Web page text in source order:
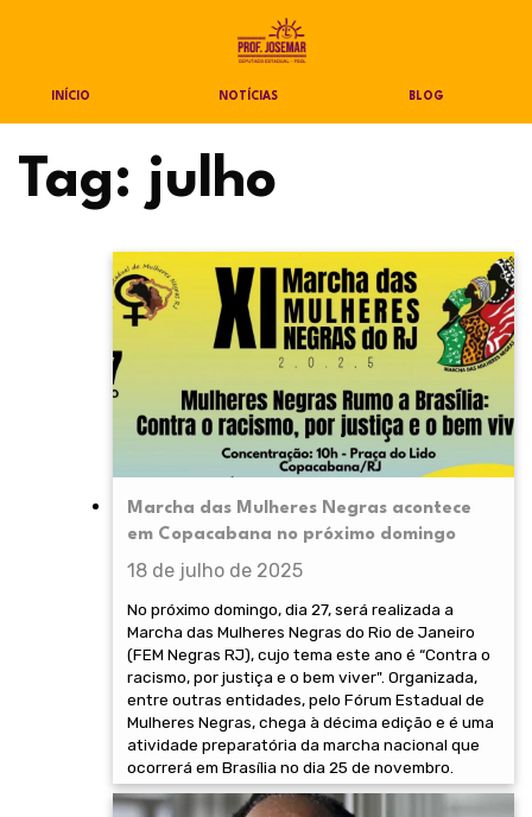
INÍCIO NOTÍCIAS BLOG
Tag: julho
Marcha das Mulheres Negras acontece
em Copacabana no próximo domingo
18 de julho de 2025
No próximo domingo, dia 27, será realizada a
Marcha das Mulheres Negras do Rio de Janeiro
(FEM Negras RJ), cujo tema este ano é “Contra o
racismo, por justiça e o bem viver". Organizada,
entre outras entidades, pelo Fórum Estadual de
Mulheres Negras, chega à décima edição e é uma
atividade preparatória da marcha nacional que
ocorrerá em Brasília no dia 25 de novembro.